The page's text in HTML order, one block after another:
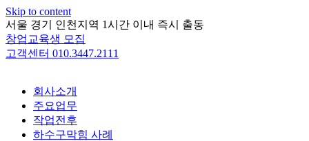
Skip to content
서울 경기 인천지역 1시간 이내 즉시 출동
창업교육생 모집
고객센터 010.3447.2111
회사소개
주요업무
작업전후
하수구막힘 사례